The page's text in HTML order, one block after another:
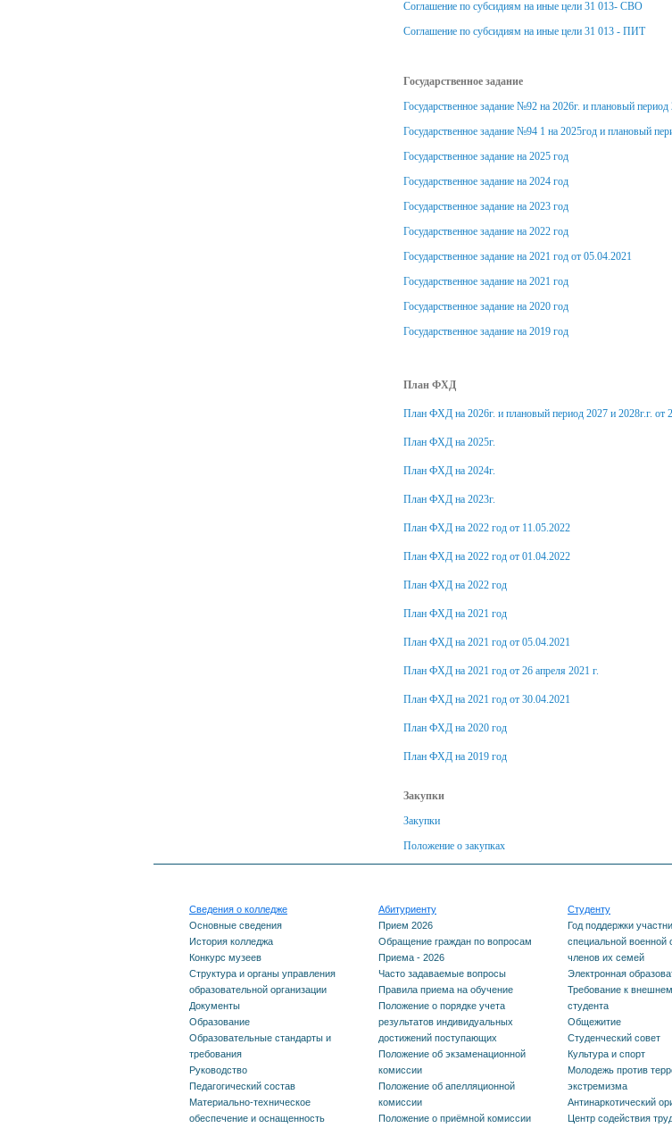
Соглашение по субсидиям на иные цели 31 013- СВО
Соглашение по субсидиям на иные цели 31 013 - ПИТ
Государственное задание
Государственное задание №92 на 2026г. и плановый период
Государственное задание №94 1 на 2025год и плановый
Государственное задание на 2025 год
Государственное задание на 2024 год
Государственное задание на 2023 год
Государственное задание на 2022 год
Государственное задание на 2021 год от 05.04.2021
Государственное задание на 2021 год
Государственное задание на 2020 год
Государственное задание на 2019 год
План ФХД
План ФХД на 2026г. и плановый период 2027 и 2028г.г. от
План ФХД на 2025г.
План ФХД на 2024г.
План ФХД на 2023г.
План ФХД на 2022 год от 11.05.2022
План ФХД на 2022 год от 01.04.2022
План ФХД на 2022 год
План ФХД на 2021 год
План ФХД на 2021 год от 05.04.2021
План ФХД на 2021 год от 26 апреля 2021 г.
План ФХД на 2021 год от 30.04.2021
План ФХД на 2020 год
План ФХД на 2019 год
Закупки
Закупки
Положение о закупках
Сведения о колледже
Основные сведения
История колледжа
Конкурс музеев
Структура и органы управления
образовательной организации
Документы
Образование
Образовательные стандарты и
требования
Руководство
Педагогический состав
Материально-техническое
обеспечение и оснащенность
Абитуриенту
Прием 2026
Обращение граждан по вопросам
Приема - 2026
Часто задаваемые вопросы
Правила приема на обучение
Положение о порядке учета
результатов индивидуальных
достижений поступающих
Положение об экзаменационной
комиссии
Положение об апелляционной
комиссии
Положение о приёмной комиссии
Студенту
Год поддержки
специальной военной
членов их семей
Электронная
Требование к
студента
Общежитие
Студенческий совет
Культура и спорт
Молодежь против
экстремизма
Антинаркотический
Центр содействия